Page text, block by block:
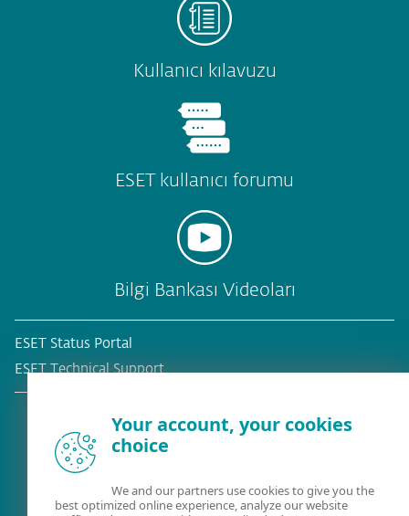
Kullanıcı kılavuzu
ESET kullanıcı forumu
Bilgi Bankası Videoları
ESET Status Portal
ESET Technical Support
Mevcut müşteri mi?
Your account, your cookies
choice
We and our partners use cookies to give you the
best optimized online experience, analyze our website